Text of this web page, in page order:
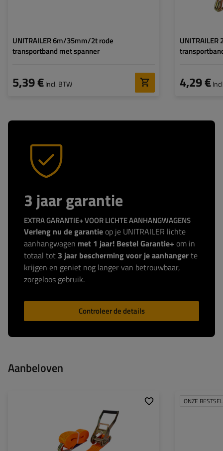
UNITRAILER 6m/35mm/2t rode
transportband met spanner
5,39 €Incl. BTW 4,29 €
3 jaar garantie
EXTRA GARANTIE+ VOOR LICHTE AANHANGWAGENS
Verleng nu de garantie op je UNITRAILER lichte
aanhangwagen met 1 jaar! Bestel Garantie+ om in
totaal tot 3 jaar bescherming voor je aanhangerte
krijgen en geniet nog langer van betrouwbaar,
zorgeloos gebruik.
Controleer de details
Aanbeloven
50 mm
rondsjorren (omsnoeren)
5 ton (5000 DAN)
ONZE